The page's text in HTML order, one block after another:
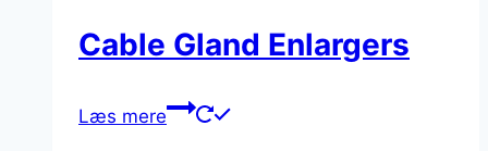
Cable Gland Enlargers
Læs mere